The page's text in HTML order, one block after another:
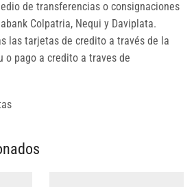
de transferencias o consignaciones
Colpatria, Nequi y Daviplata.
las tarjetas de credito a través de la
o pago a credito a traves de